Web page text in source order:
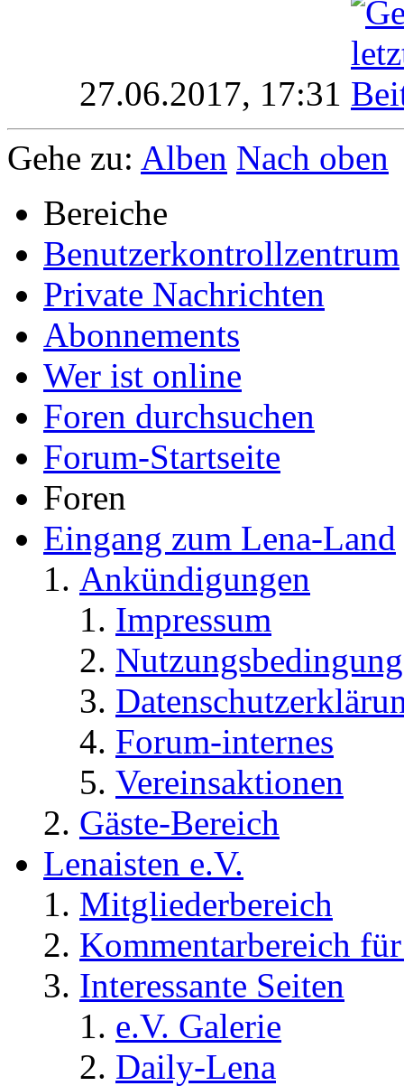
27.06.2017, 17:31
Gehe zu: Alben Nach oben
Bereiche
Benutzerkontrollzentrum
Private Nachrichten
Abonnements
Wer ist online
Foren durchsuchen
Forum-Startseite
Foren
Eingang zum Lena-Land
Ankündigungen
Impressum
Forum-internes
Vereinsaktionen
Gäste-Bereich
Lenaisten e.V.
Mitgliederbereich
Kommentarbereich
Interessante Seiten
e.V. Galerie
Daily-Lena